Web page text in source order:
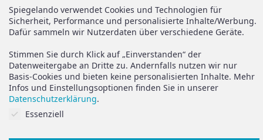
Versand
AGB
Vertrag widerrufen
Datenschutz
Impressum
Spiegelando Magazin
Support
Brauchen Sie Hilfe oder
haben Sie Fragen?
Spiegelando verwendet Cookies und Technologien für
Sicherheit, Performance und personalisierte Inhalte/Werbung.
Dafür sammeln wir Nutzerdaten über verschiedene Geräte.
Stimmen Sie durch Klick auf „Einverstanden“ der
Datenweitergabe an Dritte zu. Andernfalls nutzen wir nur
Basis-Cookies und bieten keine personalisierten Inhalte. Mehr
Infos und Einstellungsoptionen finden Sie in unserer
Datenschutzerklärung.
Cookies auf Sie abgestimmt.
Essenziell